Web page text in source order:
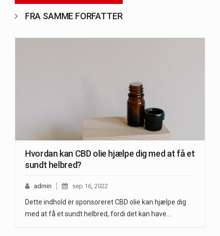
FRA SAMME FORFATTER
Hvordan kan CBD olie hjælpe dig med at få et
sundt helbred?
admin sep 16, 2022
Dette indhold er sponsoreret CBD olie kan hjælpe dig
med at få et sundt helbred, fordi det kan have…